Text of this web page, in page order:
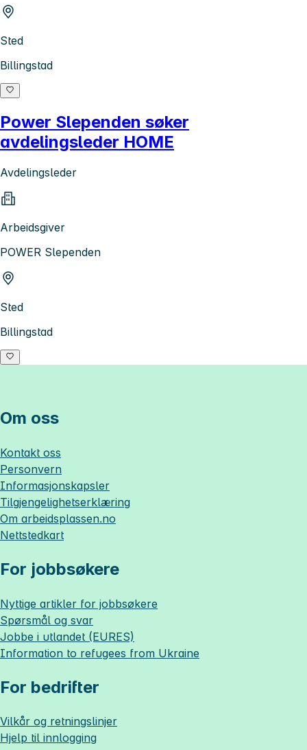
Sted
Billingstad
Power Slependen søker
avdelingsleder HOME
Avdelingsleder
Arbeidsgiver
POWER Slependen
Sted
Billingstad
Om oss
Kontakt oss
Personvern
Informasjonskapsler
Tilgjengelighetserklæring
Om arbeidsplassen.no
Nettstedkart
For jobbsøkere
Nyttige artikler for jobbsøkere
Spørsmål og svar
Jobbe i utlandet (EURES)
Information to refugees from Ukraine
For bedrifter
Vilkår og retningslinjer
Hjelp til innlogging